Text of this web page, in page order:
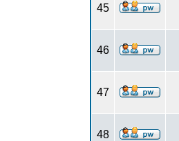
45
46
47
48